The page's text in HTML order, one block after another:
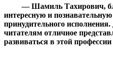
— Шамиль Тахирович,
интересную и
принудительного
читателям отличное
развиваться в этой